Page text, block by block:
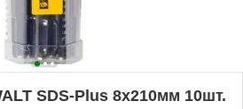
SDS-Plus 8x210мм 10шт.